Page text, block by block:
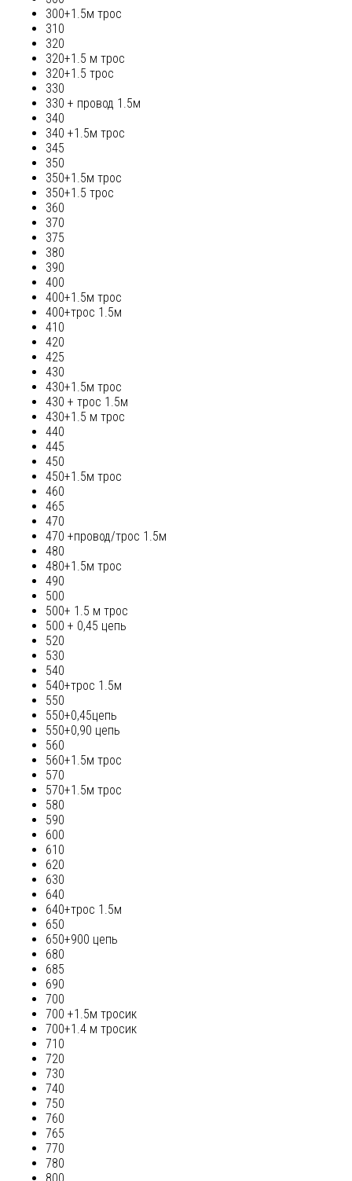
300+1.5м трос
310
320
320+1.5 м трос
320+1.5 трос
330
330 + провод 1.5м
340
340 +1.5м трос
345
350
350+1.5м трос
350+1.5 трос
360
370
375
380
390
400
400+1.5м трос
400+трос 1.5м
410
420
425
430
430+1.5м трос
430 + трос 1.5м
430+1.5 м трос
440
445
450
450+1.5м трос
460
465
470
470 +провод/трос 1.5м
480
480+1.5м трос
490
500
500+ 1.5 м трос
500 + 0,45 цепь
520
530
540
540+трос 1.5м
550
550+0,45цепь
550+0,90 цепь
560
560+1.5м трос
570
570+1.5м трос
580
590
600
610
620
630
640
640+трос 1.5м
650
650+900 цепь
680
685
690
700
700 +1.5м тросик
700+1.4 м тросик
710
720
730
740
750
760
765
770
780